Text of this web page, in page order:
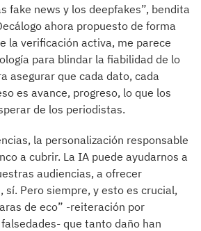
fake news y los deepfakes”, bendita
ahora propuesto de forma
la verificación activa, me parece
para blindar la fiabilidad de lo
asegurar que cada dato, cada
es avance, progreso, lo que los
de los periodistas.
la personalización responsable
a cubrir. La IA puede ayudarnos a
audiencias, a ofrecer
Pero siempre, y esto es crucial,
de eco” -reiteración por
que tanto daño han